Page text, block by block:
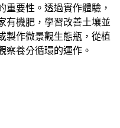
重要性。透過實作體驗，
有機肥，學習改善土壤並
製作微景觀生態瓶，從植
察養分循環的運作。